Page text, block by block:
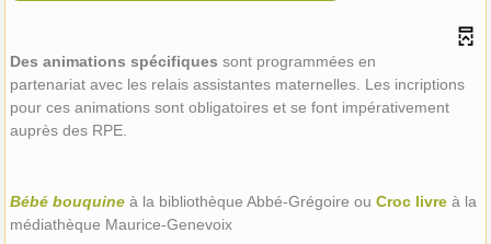
Des animations spécifiques sont programmées en
partenariat avec les relais assistantes maternelles. Les incriptions
pour ces animations sont obligatoires et se font impérativement
auprès des RPE.
Bébé bouquine à la bibliothèque Abbé-Grégoire ou Croc livre à la
médiathèque Maurice-Genevoix